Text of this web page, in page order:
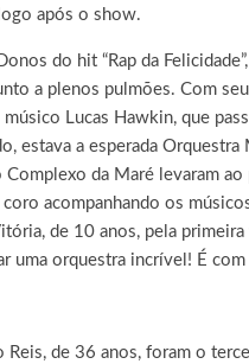
após o show.
do hit “Rap da
a plenos pulmões. Com
Lucas Hawkin, que
estava a esperada
da Maré levaram
acompanhando os
de 10 anos, pela
uma orquestra incrível! É
Reis, de 36 anos, foram o